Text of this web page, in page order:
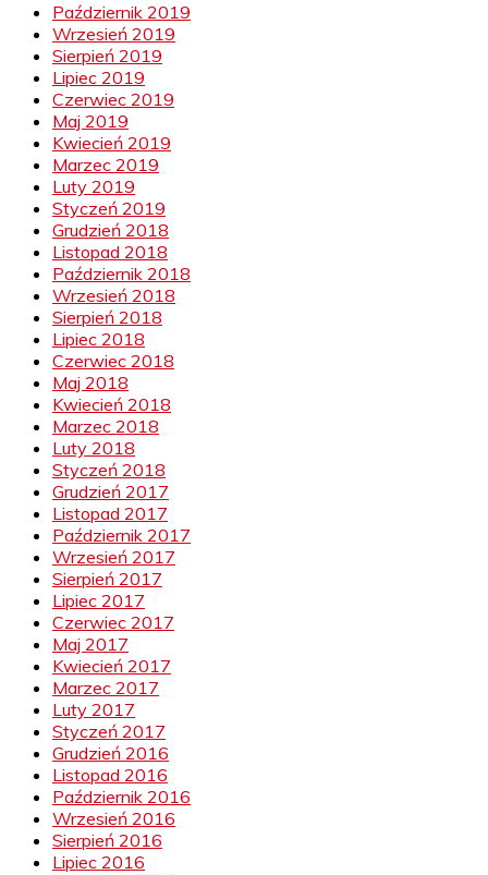
Październik 2019
Wrzesień 2019
Sierpień 2019
Lipiec 2019
Czerwiec 2019
Maj 2019
Kwiecień 2019
Marzec 2019
Luty 2019
Styczeń 2019
Grudzień 2018
Listopad 2018
Październik 2018
Wrzesień 2018
Sierpień 2018
Lipiec 2018
Czerwiec 2018
Maj 2018
Kwiecień 2018
Marzec 2018
Luty 2018
Styczeń 2018
Grudzień 2017
Listopad 2017
Październik 2017
Wrzesień 2017
Sierpień 2017
Lipiec 2017
Czerwiec 2017
Maj 2017
Kwiecień 2017
Marzec 2017
Luty 2017
Styczeń 2017
Grudzień 2016
Listopad 2016
Październik 2016
Wrzesień 2016
Sierpień 2016
Lipiec 2016